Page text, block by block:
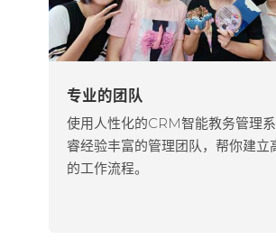
专业的团队
使用人性化的CRM智能教务管理
睿经验丰富的管理团队，帮你建立
的工作流程。